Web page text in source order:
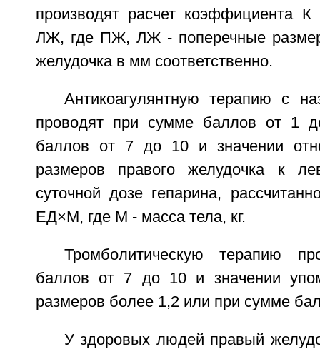
производят расчет коэффициента
ЛЖ, где ПЖ, ЛЖ - поперечные
желудочка в мм соответственно.
Антикоагулянтную терапию с
проводят при сумме баллов от 1
баллов от 7 до 10 и значении
размеров правого желудочка к
суточной дозе гепарина,
ЕД×М, где М - масса тела, кг.
Тромболитическую терапию
баллов от 7 до 10 и значении
размеров более 1,2 или при сумме
У здоровых людей правый